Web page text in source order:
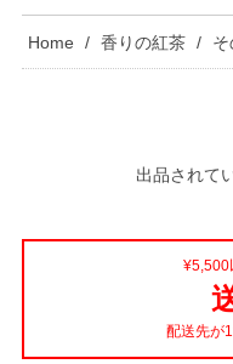
Home 香りの紅茶
出品されて
¥5,500
配送先が